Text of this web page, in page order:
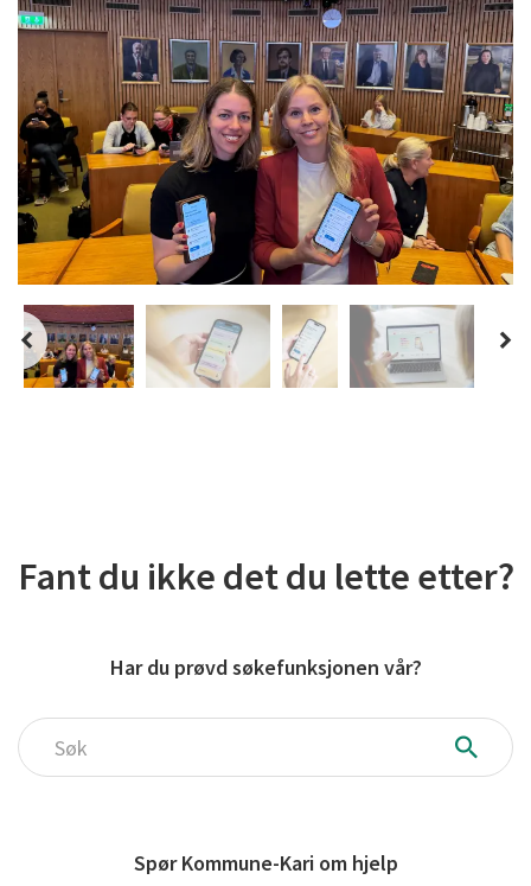
Fant du ikke det du lette etter?
Har du prøvd søkefunksjonen vår?
Søk
Spør Kommune-Kari om hjelp